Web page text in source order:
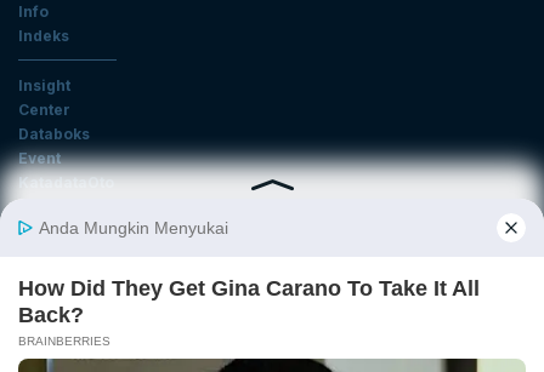
Info
Indeks
Insight
Center
Databoks
Event
KatadataOto
Email
Daftar